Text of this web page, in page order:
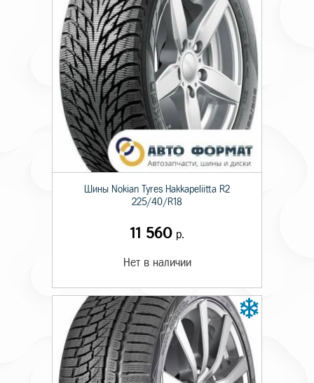
Шины Nokian Tyres Hakkapeliitta R2
225/40/R18
11 560 р.
Нет в наличии